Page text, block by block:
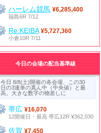
ハーレム競馬 ¥6,285,400
福島6R 7/12
Re:KEIBA ¥5,727,360
小倉10R 7/11
今日の会場の配当基準線
今日 8/8(土)開催の各会場、この30
日の3連単の真ん中（中央値）と最
高。大きな数字の物差しに
帯広¥16,070
12開催日・最高 帯広12R ¥362,030
佐賀¥7,450